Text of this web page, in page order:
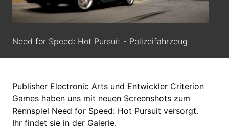
Need for Speed: Hot Pursuit - Polizeifahrzeug
Publisher Electronic Arts und Entwickler Criterion
Games haben uns mit neuen Screenshots zum
Rennspiel Need for Speed: Hot Pursuit versorgt.
Ihr findet sie in der Galerie.